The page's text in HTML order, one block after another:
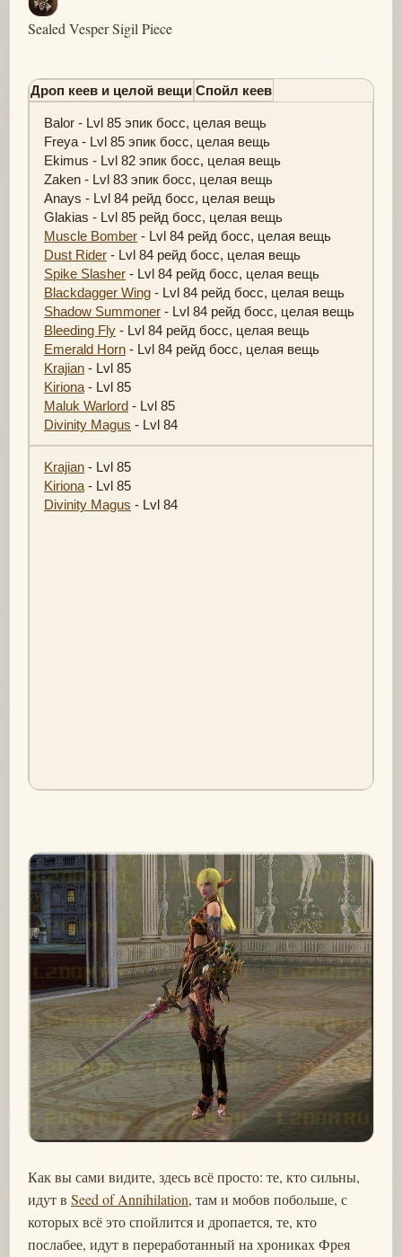
Sealed Vesper Sigil Piece
Дроп кеев и целой вещи Спойл кеев
Balor - Lvl 85 эпик босс, целая вещь
Freya - Lvl 85 эпик босс, целая вещь
Ekimus - Lvl 82 эпик босс, целая вещь
Zaken - Lvl 83 эпик босс, целая вещь
Anays - Lvl 84 рейд босс, целая вещь
Glakias - Lvl 85 рейд босс, целая вещь
Muscle Bomber - Lvl 84 рейд босс, целая вещь
Dust Rider - Lvl 84 рейд босс, целая вещь
Spike Slasher - Lvl 84 рейд босс, целая вещь
Blackdagger Wing - Lvl 84 рейд босс, целая вещь
Shadow Summoner - Lvl 84 рейд босс, целая вещь
Bleeding Fly - Lvl 84 рейд босс, целая вещь
Emerald Horn - Lvl 84 рейд босс, целая вещь
Krajian - Lvl 85
Kiriona - Lvl 85
Maluk Warlord - Lvl 85
Divinity Magus - Lvl 84
Krajian - Lvl 85
Kiriona - Lvl 85
Divinity Magus - Lvl 84
Как вы сами видите, здесь всё просто: те, кто сильны,
идут в Seed of Annihilation, там и мобов побольше, с
которых всё это спойлится и дропается, те, кто
послабее, идут в переработанный на хрониках Фрея